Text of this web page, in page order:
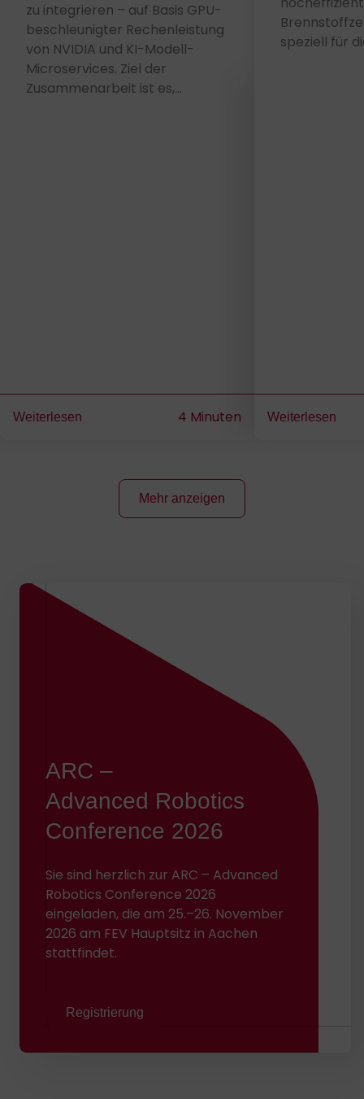
zu integrieren – auf Basis GPU-
beschleunigter Rechenleistung
von NVIDIA und KI-Modell-
Microservices. Ziel der
Zusammenarbeit ist es,…
Weiterlesen 4 Minuten
speziell für
Weiterlesen
Mehr anzeigen
ARC –
Advanced Robotics
Conference 2026
Sie sind herzlich zur ARC – Advanced
Robotics Conference 2026
eingeladen, die am 25.–26. November
2026 am FEV Hauptsitz in Aachen
stattfindet.
Registrierung